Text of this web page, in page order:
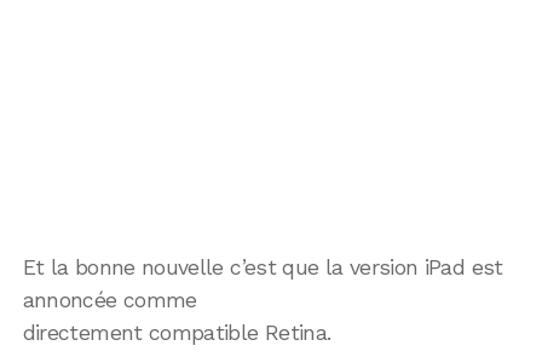
Et la bonne nouvelle c’est que la version iPad est
annoncée comme
directement compatible Retina.